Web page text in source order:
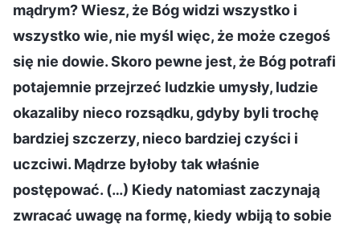
mądrym? Wiesz, że Bóg widzi wszystko i
wszystko wie, nie myśl więc, że może czegoś
się nie dowie. Skoro pewne jest, że Bóg potrafi
potajemnie przejrzeć ludzkie umysły, ludzie
okazaliby nieco rozsądku, gdyby byli trochę
bardziej szczerzy, nieco bardziej czyści i
uczciwi. Mądrze byłoby tak właśnie
postępować. (…) Kiedy natomiast zaczynają
zwracać uwagę na formę, kiedy wbiją to sobie